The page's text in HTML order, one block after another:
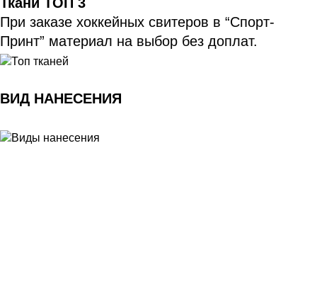
При заказе хоккейных свитеров в “Спорт-
Принт” материал на выбор без доплат.
ВИД НАНЕСЕНИЯ